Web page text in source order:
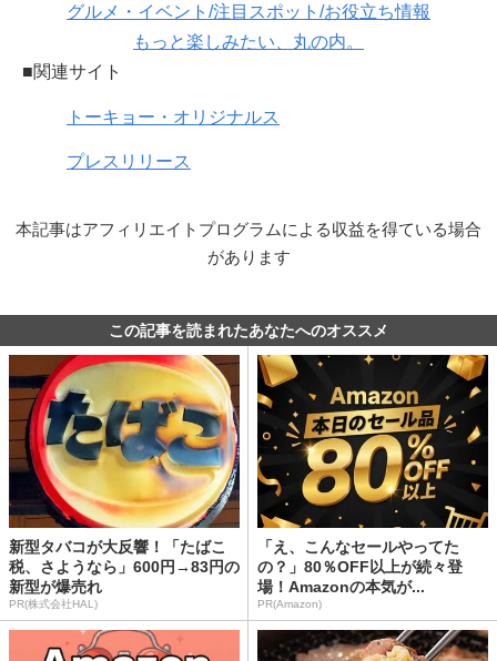
グルメ・イベント/注目スポット/お役立ち情報
もっと楽しみたい、丸の内。
■関連サイト
トーキョー・オリジナルス
プレスリリース
本記事はアフィリエイトプログラムによる収益を得ている場合
があります
この記事を読まれたあなたへのオススメ
新型タバコが大反響！「たばこ
税、さようなら」600円→83円の
新型が爆売れ
PR(株式会社HAL)
「え、こんなセールやってた
の？」80％OFF以上が続々登
場！Amazonの本気が...
PR(Amazon)